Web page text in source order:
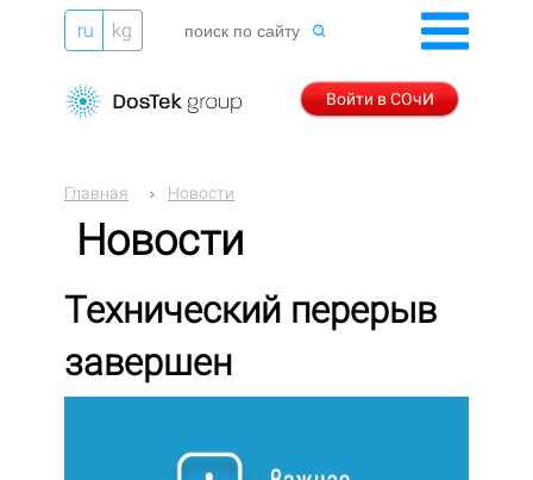
ru kg
Войти в СОчИ
Главная Новости
Новости
Технический перерыв
завершен